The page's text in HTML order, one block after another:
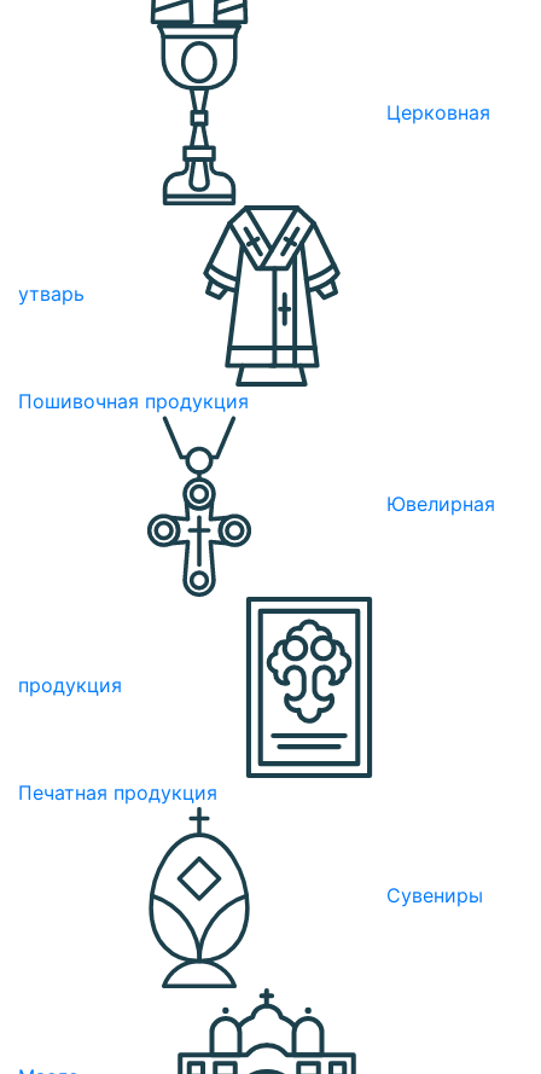
Церковная
утварь
Пошивочная продукция
Ювелирная
продукция
Печатная продукция
Сувениры